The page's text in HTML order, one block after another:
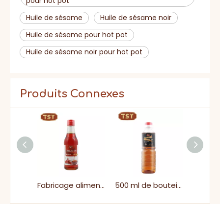
Huile de sésame
Huile de sésame noir
Huile de sésame pour hot pot
Huile de sésame noir pour hot pot
Produits Connexes
Fabricage alimentaire Huile de piment épicé aromatisé en vrac 500 ml de bouteille en plastique Arôme Pure Sesame Seed Seed Huile